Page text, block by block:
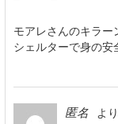
モアレさんのキラー
シェルターで身の安
匿名
よ